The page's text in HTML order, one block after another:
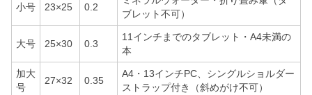
小号 23×25 0.2
ブレット不可）
大号 25×30 0.3
11インチまでのタブレット・A4未満の
本
加大
号
27×32 0.35
A4・13インチPC、シングルショルダー
ストラップ付き（斜めがけ不可）